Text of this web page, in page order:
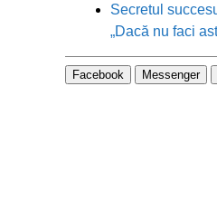
Secretul
„Dacă nu faci
Facebook Messenger